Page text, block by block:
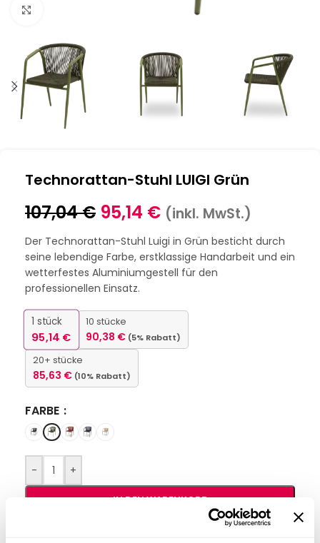
Technorattan-Stuhl LUIGI Grün
107,04€ 95,14 € (inkl. MwSt.)
Der Technorattan-Stuhl Luigi in Grün besticht durch
seine lebendige Farbe, erstklassige Handarbeit und ein
wetterfestes Aluminiumgestell für den
professionellen Einsatz.
1 stück
95,14 €
10 stücke
90,38 € (5% Rabatt)
20+ stücke
85,63 € (10% Rabatt)
FARBE
- +
IN DEN WARENKORB